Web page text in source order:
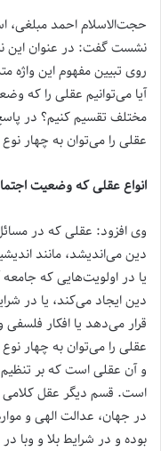
حجت‌الاسلام احمد مبلغی،
نشست گفت: در عنوان این
روی تبیین مفهوم این
آیا می‌توانیم عقلی را که
مختلف تقسیم کنیم؟ در
عقلی را می‌توان به چهار
انواع عقلی که وضعیت
وی افزود: عقلی که در
دین می‌اندیشد، مانند
یا در اولویت‌هایی که
دین ایجاد می‌کند، یا در
قرار می‌دهد یا افکار
عقلی را می‌توان به چهار
و آن عقلی است که بر
است. قسم دیگر عقل کلامی
در جهان، عدالت الهی و
بوده و در شرایط بلا و